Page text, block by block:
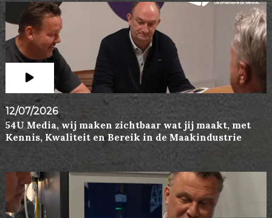
12/07/2026
54U Media, wij maken zichtbaar wat jij maakt, met
Kennis, Kwaliteit en Bereik in de Maakindustrie